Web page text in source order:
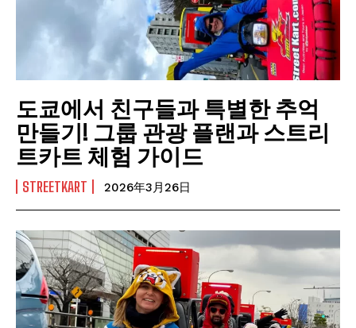
도쿄에서 친구들과 특별한 추억
만들기! 그룹 관광 플랜과 스트리
트카트 체험 가이드
STREETKART 2026年3月26日